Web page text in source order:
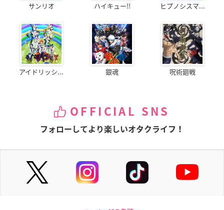
サンリオ ハイキュー!! ヒプノシスマ...
アイドリッシ... 銀魂 呪術廻戦
OFFICIAL SNS
フォローしてより楽しいオタクライフ！